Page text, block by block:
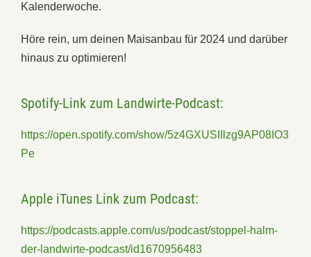
Kalenderwoche.
Höre rein, um deinen Maisanbau für 2024 und darüber
hinaus zu optimieren!
Spotify-Link zum Landwirte-Podcast:
https://open.spotify.com/show/5z4GXUSIIlzg9AP08IO3
Pe
Apple iTunes Link zum Podcast:
https://podcasts.apple.com/us/podcast/stoppel-halm-
der-landwirte-podcast/id1670956483